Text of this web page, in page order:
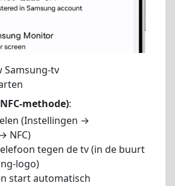
Samsung-tv
methode):
(Instellingen →
NFC)
tegen de tv (in de buurt
logo)
start automatisch